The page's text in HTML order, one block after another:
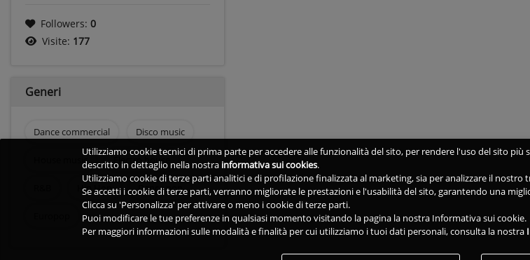
Followers: 0
Visite: 177
Generi
Dance commercial Disco music
House music Electro house
Hip Hop Dance pop
Utilizziamo cookie tecnici di prima parte per accedere alle funzionalità del sito, per rendere l'uso del sito
descritto in dettaglio nella nostra informativa sui cookies.
Utilizziamo cookie di terze parti analitici e di profilazione finalizzata al marketing, sia per analizzare il
Se accetti i cookie di terze parti, verranno migliorate le prestazioni e l'usabilità del sito, garantendo una
Clicca su 'Personalizza' per attivare o meno i cookie di terze parti.
Puoi modificare le tue preferenze in qualsiasi momento visitando la pagina la nostra Informativa sui cookie.
Per maggiori informazioni sulle modalità e finalità per cui utilizziamo i tuoi dati personali, consulta la nostra